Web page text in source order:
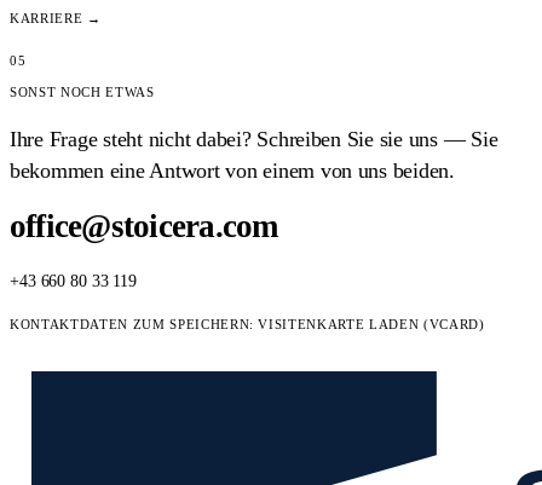
KARRIERE →
05
SONST NOCH ETWAS
Ihre Frage steht nicht dabei? Schreiben Sie sie uns — Sie
bekommen eine Antwort von einem von uns beiden.
office@stoicera.com
+43 660 80 33 119
KONTAKTDATEN ZUM SPEICHERN:VISITENKARTE LADEN (VCARD)